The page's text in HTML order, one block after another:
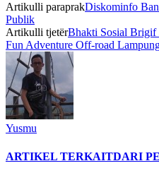
Artikulli paraprakDiskominfo
Publik
Artikulli tjetërBhakti Sosial Brigif
Fun Adventure Off-road
Yusmu
ARTIKEL TERKAITDARI